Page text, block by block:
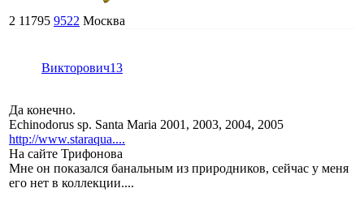
2 11795 9522 Москва
Викторович13
Да конечно.
Echinodorus sp. Santa Maria 2001, 2003, 2004, 2005
http://www.staraqua....
На сайте Трифонова
Мне он показался банальным из природников, сейчас у меня
его нет в коллекции....